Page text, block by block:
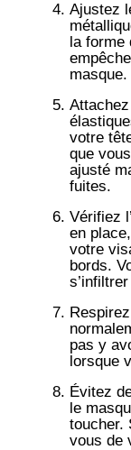
Ajustez
la forme
masque.
votre
que
ajusté
fuites.
Vérifiez
en
votre
bords.
pas y
lorsque
Évitez
le
toucher.
vous de